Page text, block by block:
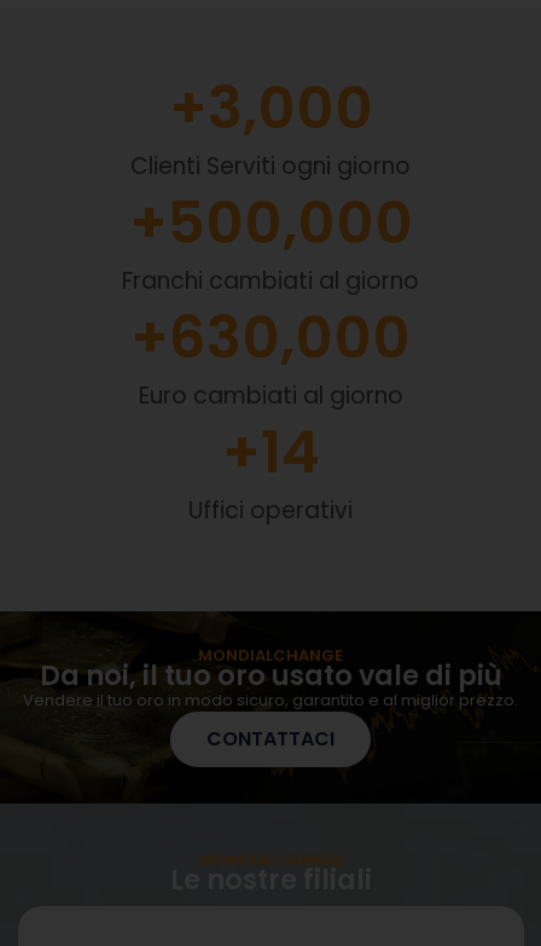
Clienti Serviti ogni giorno
+3,000
Franchi cambiati al giorno
+500,000
Euro cambiati al giorno
+630,000
Uffici operativi
+14
MONDIALCHANGE
Da noi, il tuo oro usato vale di più
Vendere il tuo oro in modo sicuro, garantito e al miglior prezzo.
CONTATTACI
MONDIALCHANGE